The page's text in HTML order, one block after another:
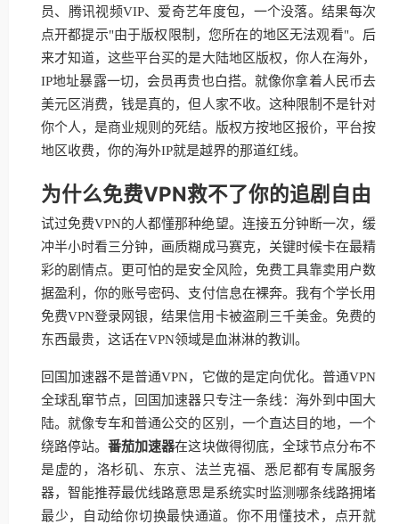
员、腾讯视频VIP、爱奇艺年度包，一个没落。结果每次
点开都提示"由于版权限制，您所在的地区无法观看"。后
来才知道，这些平台买的是大陆地区版权，你人在海外，
IP地址暴露一切，会员再贵也白搭。就像你拿着人民币去
美元区消费，钱是真的，但人家不收。这种限制不是针对
你个人，是商业规则的死结。版权方按地区报价，平台按
地区收费，你的海外IP就是越界的那道红线。
为什么免费VPN救不了你的追剧自由
试过免费VPN的人都懂那种绝望。连接五分钟断一次，缓
冲半小时看三分钟，画质糊成马赛克，关键时候卡在最精
彩的剧情点。更可怕的是安全风险，免费工具靠卖用户数
据盈利，你的账号密码、支付信息在裸奔。我有个学长用
免费VPN登录网银，结果信用卡被盗刷三千美金。免费的
东西最贵，这话在VPN领域是血淋淋的教训。
回国加速器不是普通VPN，它做的是定向优化。普通VPN
全球乱窜节点，回国加速器只专注一条线：海外到中国大
陆。就像专车和普通公交的区别，一个直达目的地，一个
绕路停站。番茄加速器在这块做得彻底，全球节点分布不
是虚的，洛杉矶、东京、法兰克福、悉尼都有专属服务
器，智能推荐最优线路意思是系统实时监测哪条线路拥堵
最少，自动给你切换最快通道。你不用懂技术，点开就